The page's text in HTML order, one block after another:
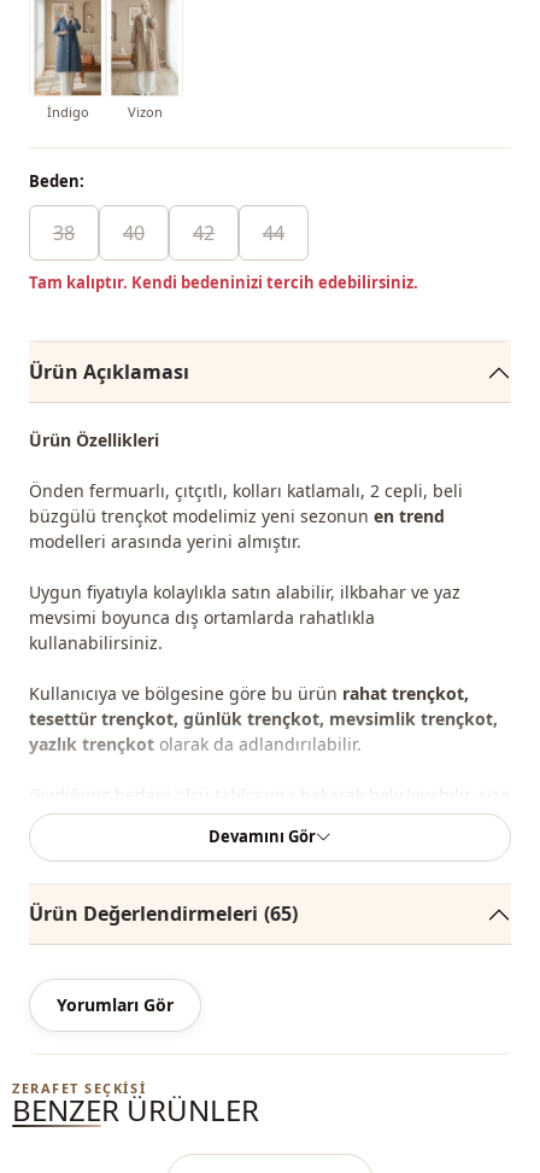
İndigo Vizon
Beden:
38 40 42 44
Tam kalıptır. Kendi bedeninizi tercih edebilirsiniz.
Ürün Açıklaması
Ürün Özellikleri
Önden fermuarlı, çıtçıtlı, kolları katlamalı, 2 cepli, beli
büzgülü trençkot modelimiz yeni sezonun en trend
modelleri arasında yerini almıştır.
Uygun fiyatıyla kolaylıkla satın alabilir, ilkbahar ve yaz
mevsimi boyunca dış ortamlarda rahatlıkla
kullanabilirsiniz.
Kullanıcıya ve bölgesine göre bu ürün rahat trençkot,
tesettür trençkot, günlük trençkot, mevsimlik trençkot,
yazlık trençkot olarak da adlandırılabilir.
en uygun bedeni sepetinize ekleyerek en iyi fiyata sipariş
edebilirsiniz.
farklılığı olabilir.
%100 Pamuk
Mevsi̇m Mevsimlik
Devamını Gör
Ürün Değerlendirmeleri (65)
Yorumları Gör
ZERAFET SEÇKISI
BENZER ÜRÜNLER